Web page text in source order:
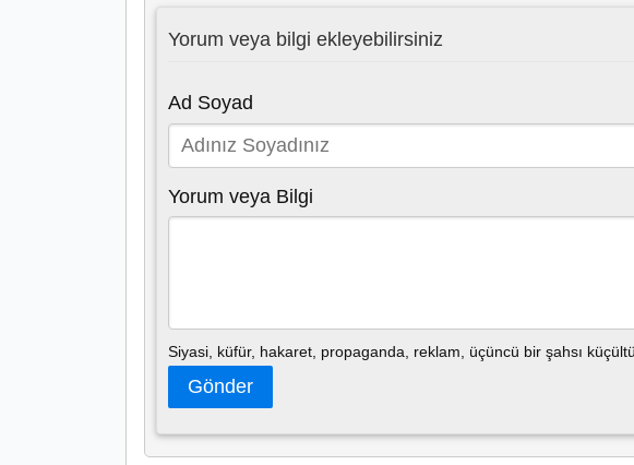
Yorum veya bilgi ekleyebilirsiniz
Ad Soyad
Yorum veya Bilgi
Siyasi, küfür, hakaret, propaganda, reklam, üçüncü bir şahsı
Gönder